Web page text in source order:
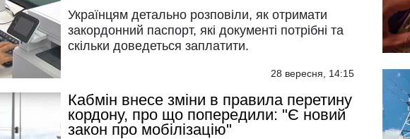
Українцям детально розповіли, як отримати
закордонний паспорт, які документі потрібні та
скільки доведеться заплатити.
28 вересня, 14:15
Кабмін внесе зміни в правила перетину
кордону, про що попередили: "Є новий
закон про мобілізацію"